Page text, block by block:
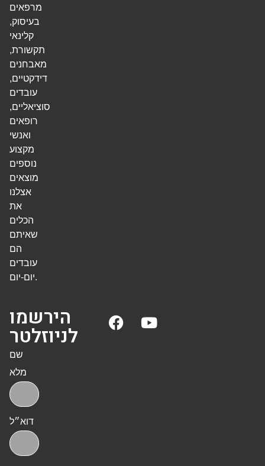
מרפאים
בעיסוק,
קלינאי
תקשורת,
מאבחנים
דידקטיים,
עובדים
סוציאליים,
רופאים
ואנשי
מקצוע
נוספים
מוצאים
אצלנו
את
הכלים
שאיתם
הם
עובדים
יום-יום.
הירשמו
לניוזלטר
שם
מלא
דוא״ל